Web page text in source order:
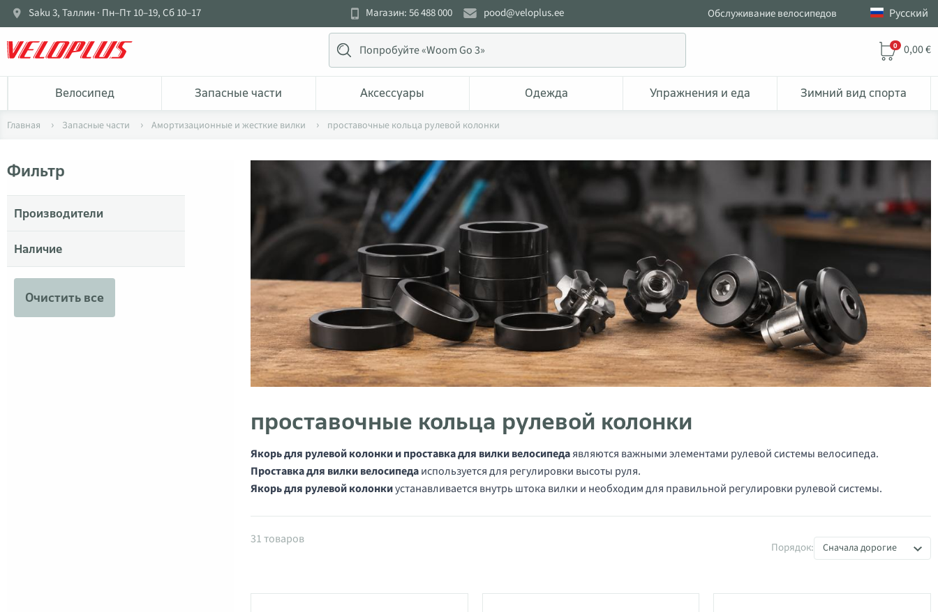
Saku 3, Таллин · Пн–Пт 10–19, Сб 10–17 Магазин: 56 488 000 pood@veloplus.ee Обслуживание велосипедов Pусский
0 0,00 €
Bелосипед Запасные части Аксессуары Одежда Упражнения и еда Зимний вид спорта
Главная Запасные части Амортизационные и жесткие вилки проставочные кольца рулевой колонки
проставочные кольца рулевой колонки
Якорь для рулевой колонки и проставка для вилки велосипедаявляются важными элементами рулевой системы велосипеда.
Проставка для вилки велосипедаиспользуется для регулировки высоты руля.
Якорь для рулевой колонкиустанавливается внутрь штока вилки и необходим для правильной регулировки рулевой системы.
Фильтр
Производители
Наличие
Очистить все
Товары в категории проставочные кольца рулевой колонки
31 товаров
Порядок: Сначала дорогие